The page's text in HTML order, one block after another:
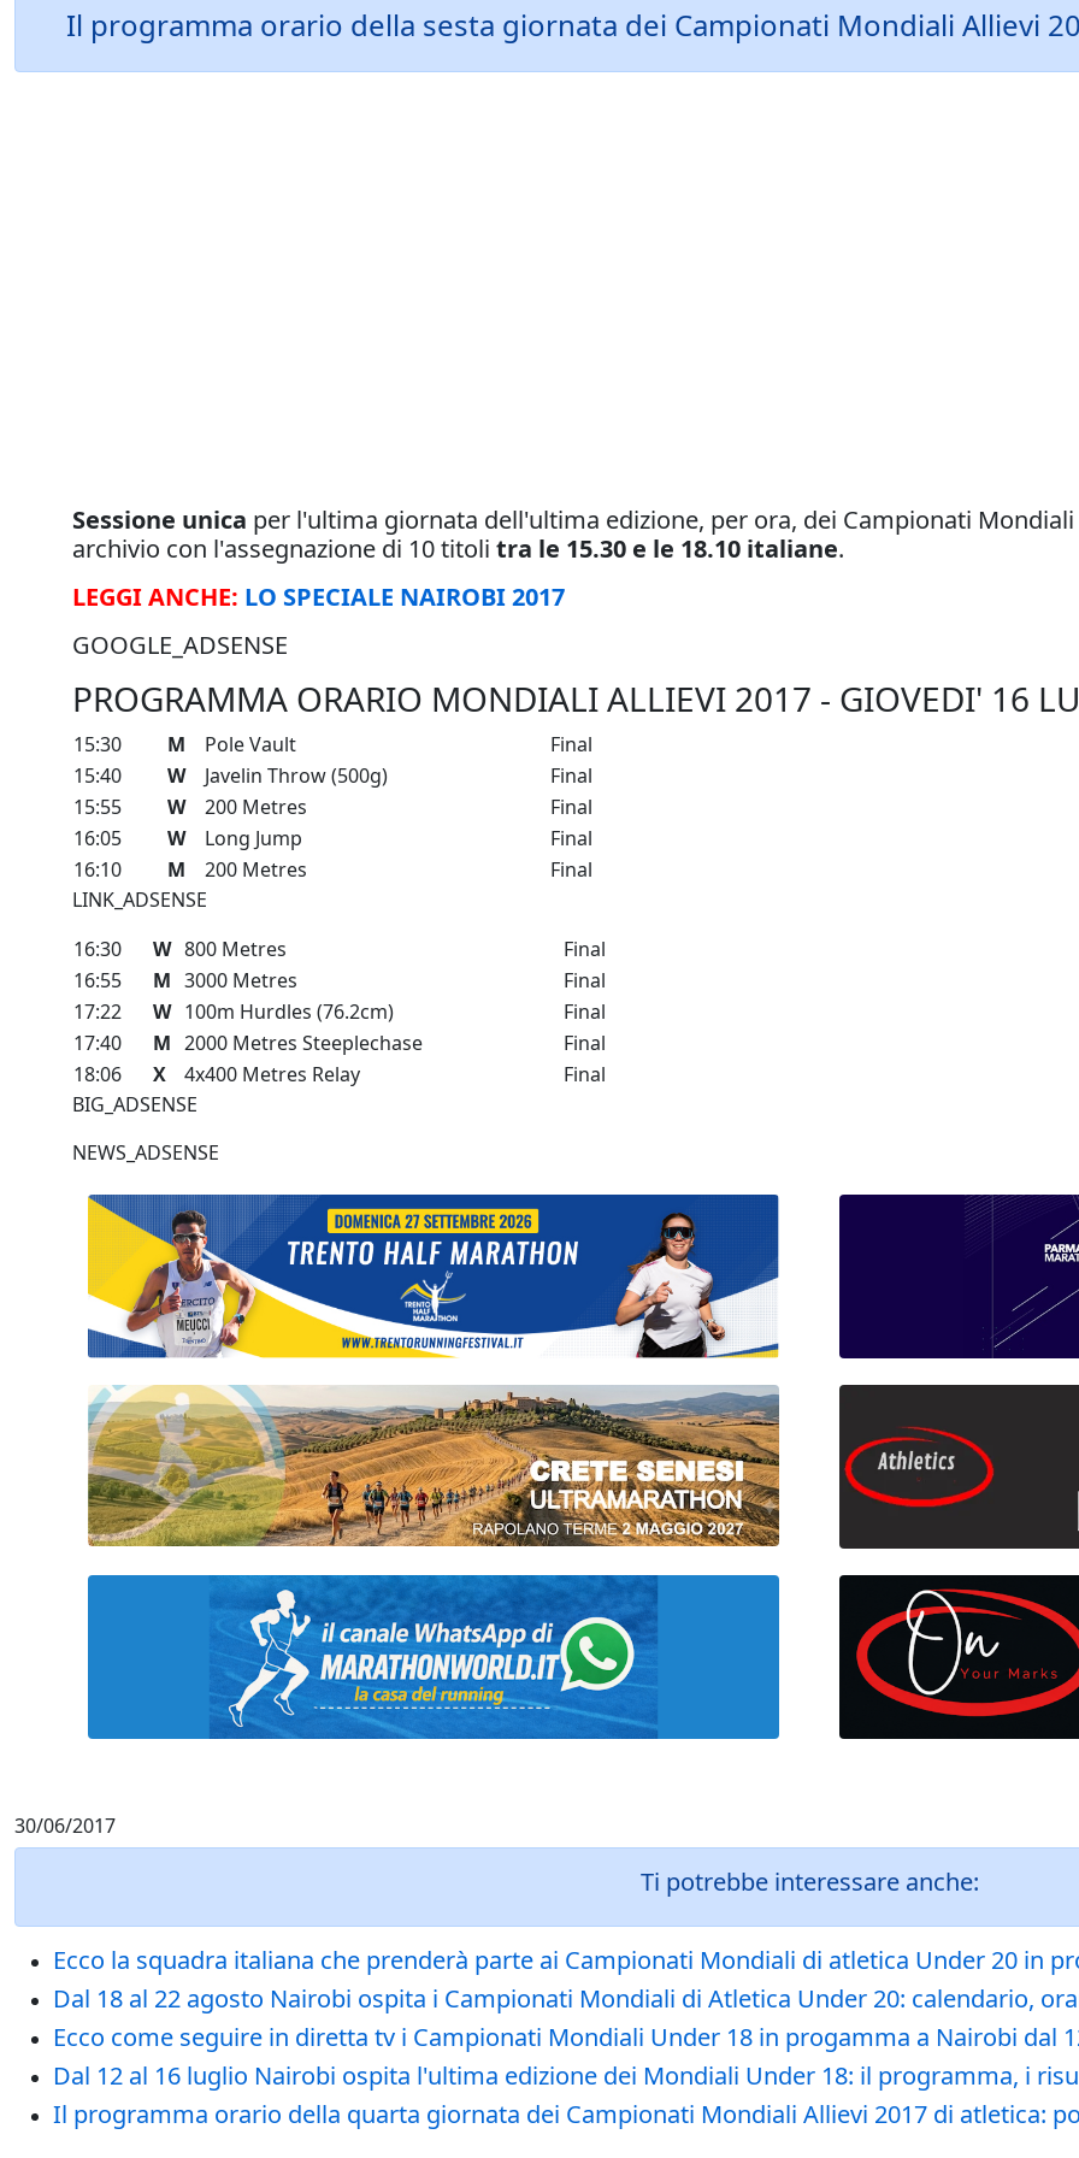
Il programma orario della sesta giornata dei Campionati Mondiali Allievi
Sessione unica per l'ultima giornata dell'ultima edizione, per ora, dei Campionati
archivio con l'assegnazione di 10 titoli tra le 15.30 e le 18.10 italiane.
LEGGI ANCHE: LO SPECIALE NAIROBI 2017
GOOGLE_ADSENSE
PROGRAMMA ORARIO MONDIALI ALLIEVI 2017 - GIOVEDI' 16
15:30 M Pole Vault
Final
15:40
W Javelin Throw (500g)
Final
15:55
W 200 Metres
Final
16:05
W Long Jump
Final
16:10
M 200 Metres
Final
LINK_ADSENSE
16:30
W 800 Metres
Final
16:55
M 3000 Metres
Final
17:22
W 100m Hurdles (76.2cm)
Final
17:40
M 2000 Metres Steeplechase
Final
18:06
X 4x400 Metres Relay
Final
BIG_ADSENSE
NEWS_ADSENSE
30/06/2017
Ti potrebbe interessare anche:
Ecco la squadra italiana che prenderà parte ai Campionati Mondiali di atletica Under 20 in
Dal 18 al 22 agosto Nairobi ospita i Campionati Mondiali di Atletica Under 20: calendario,
Ecco come seguire in diretta tv i Campionati Mondiali Under 18 in progamma a Nairobi dal
Dal 12 al 16 luglio Nairobi ospita l'ultima edizione dei Mondiali Under 18: il programma, i
Il programma orario della quarta giornata dei Campionati Mondiali Allievi 2017 di atletica: